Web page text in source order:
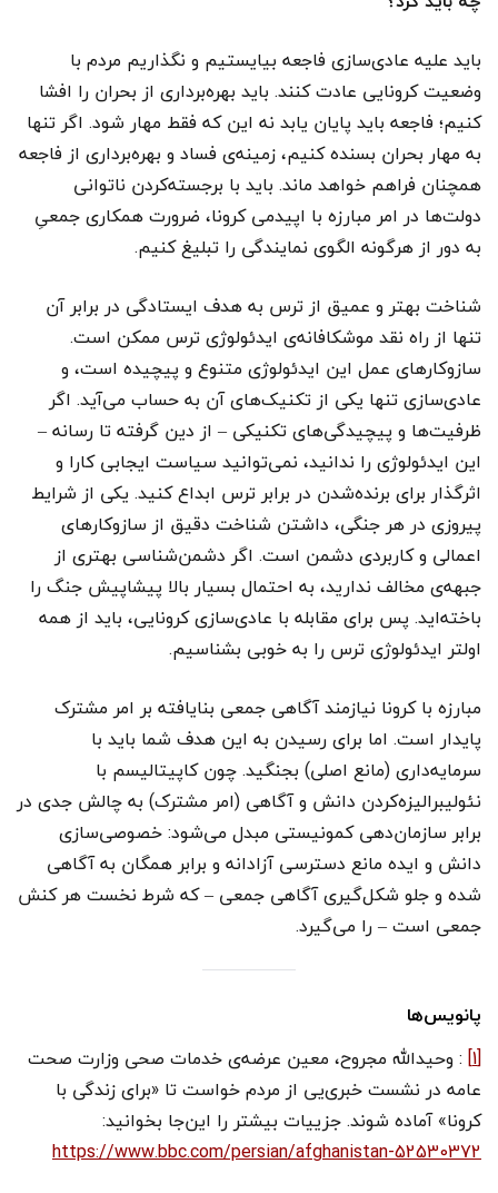
باید علیه عادی‌سازی فاجعه بیایستیم و نگذاریم مردم با
وضعیت کرونایی عادت کنند. باید بهره‌برداری از بحران را افشا
کنیم؛ فاجعه باید پایان یابد نه این که فقط مهار شود. اگر تنها
به مهار بحران بسنده کنیم، زمینه‌ی فساد و بهره‌برداری از فاجعه
همچنان فراهم خواهد ماند. باید با برجسته‌کردن ناتوانی
دولت‌ها در امر مبارزه با اپیدمی کرونا، ضرورت همکاری جمعیِ
به دور از هرگونه الگوی نمایندگی را تبلیغ کنیم.
شناخت بهتر و عمیق از ترس به هدف ایستادگی در برابر آن
تنها از راه نقد موشکافانه‌ی ایدئولوژی ترس ممکن است.
سازوکارهای عمل این ایدئولوژی متنوع و پیچیده است، و
عادی‌سازی تنها یکی از تکنیک‌های آن به حساب می‌آید. اگر
ظرفیت‌ها و پیچیدگی‌های تکنیکی – از دین گرفته تا رسانه –
این ایدئولوژی را ندانید، نمی‌توانید سیاست ایجابی کارا و
اثرگذار برای برنده‌شدن در برابر ترس ابداع کنید. یکی از شرایط
پیروزی در هر جنگی، داشتن شناخت دقیق از سازوکارهای
اعمالی و کاربردی دشمن است. اگر دشمن‌شناسی بهتری از
جبهه‌ی مخالف ندارید، به احتمال بسیار بالا پیشاپیش جنگ را
باخته‌اید. پس برای مقابله با عادی‌سازی کرونایی، باید از همه
اولتر ایدئولوژی ترس را به خوبی بشناسیم.
مبارزه با کرونا نیازمند آگاهی جمعی بنایافته بر امر مشترک
پایدار است. اما برای رسیدن به این هدف شما باید با
سرمایه‌داری (مانع اصلی) بجنگید. چون کاپیتالیسم با
نئولیبرالیزه‌کردن دانش و آگاهی (امر مشترک) به چالش جدی در
برابر سازمان‌دهی کمونیستی مبدل می‌شود: خصوصی‌سازی
دانش و ایده مانع دسترسی آزادانه و برابر همگان به آگاهی
شده و جلو شکل‌گیری آگاهی جمعی – که شرط نخست هر کنش
جمعی است – را می‌گیرد.
پانویس‌ها
[1] : وحیدالله مجروح، معین عرضه‌ی خدمات صحی وزارت صحت
عامه در نشست خبری‌یی از مردم خواست تا «برای زندگی با
کرونا» آماده شوند. جزییات بیشتر را این‌جا بخوانید:
https://www.bbc.com/persian/afghanistan-52530372